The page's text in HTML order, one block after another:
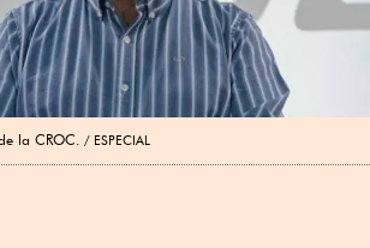
la CROC. ESPECIAL